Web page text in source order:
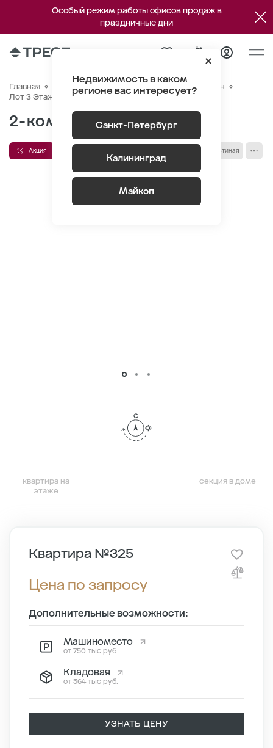
Особый режим работы офисов продаж в
праздничные дни
Недвижимость в каком
регионе вас интересует?
Санкт-Петербург
Калининград
Майкоп
Главная Квартиры
Генплан
Лот 3 Этаж 3
Секция 7 Квартира №325
2-комнатная 58.21 м
Акция Кухня-гостиная
лоджия/балкон
квартира на
этаже
секция в доме
Квартира №325
Цена по запросу
Дополнительные возможности:
Машиноместо
от 750 тыс руб.
Кладовая
от 564 тыс руб.
УЗНАТЬ ЦЕНУ